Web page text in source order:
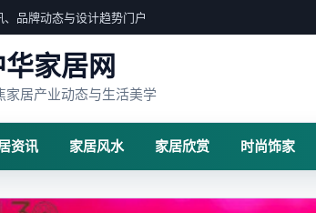
、品牌动态与设计趋势门户
华家居网
家居产业动态与生活美学
资讯 家居风水 家居欣赏 时尚饰家